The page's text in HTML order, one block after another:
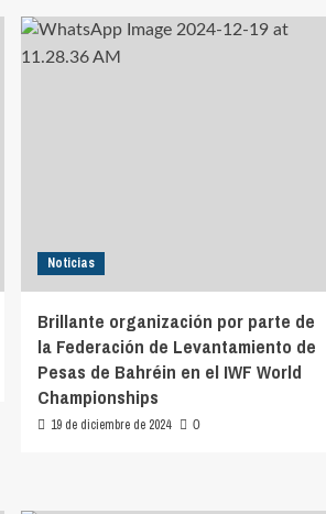
Noticias
Brillante organización por parte de
la Federación de Levantamiento de
Pesas de Bahréin en el IWF World
Championships
19 de diciembre de 2024 0